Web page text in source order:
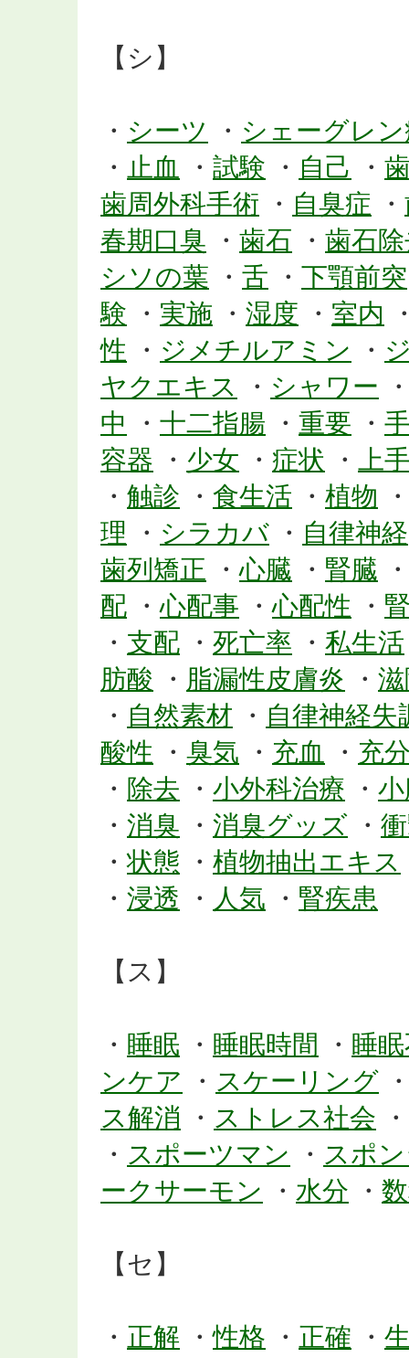
【シ】
・ シーツ ・ シェーグレ
・ 止血 ・ 試験 ・ 自己 ・
歯周外科手術 ・ 自臭症 ・
春期口臭 ・ 歯石 ・ 歯石
シソの葉 ・ 舌 ・ 下顎前突
験 ・ 実施 ・ 湿度 ・ 室内
性 ・ ジメチルアミン ・
ヤクエキス
・ シャワー
中 ・ 十二指腸 ・ 重要 ・
容器 ・ 少女 ・ 症状 ・
上
・ 触診 ・ 食生活 ・ 植物
理 ・ シラカバ ・ 自律神経
歯列矯正 ・心臓 ・ 腎臓
配 ・心配事 ・心配性 ・
・ 支配 ・ 死亡率 ・ 私生活
肪酸 ・ 脂漏性皮膚炎 ・
・ 自然素材 ・ 自律神経失
酸性 ・ 臭気 ・ 充血 ・ 充
・ 除去 ・ 小外科治療 ・
・ 消臭 ・ 消臭グッズ ・
・状態 ・ 植物抽出エキス
・ 浸透 ・ 人気 ・ 腎疾患
【ス】
・ 睡眠 ・ 睡眠時間 ・ 睡
ンケア ・ スケーリング
ス解消 ・ ストレス社会 ・
・ スポーツマン ・ スポ
ークサーモン ・ 水分 ・
【セ】
・ 正解 ・性格 ・ 正確 ・